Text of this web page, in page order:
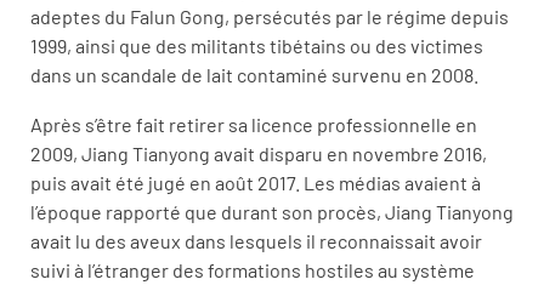
adeptes du Falun Gong, persécutés par le régime depuis
1999, ainsi que des militants tibétains ou des victimes
dans un scandale de lait contaminé survenu en 2008.
Après s’être fait retirer sa licence professionnelle en
2009, Jiang Tianyong avait disparu en novembre 2016,
puis avait été jugé en août 2017. Les médias avaient à
l’époque rapporté que durant son procès, Jiang Tianyong
avait lu des aveux dans lesquels il reconnaissait avoir
suivi à l’étranger des formations hostiles au système